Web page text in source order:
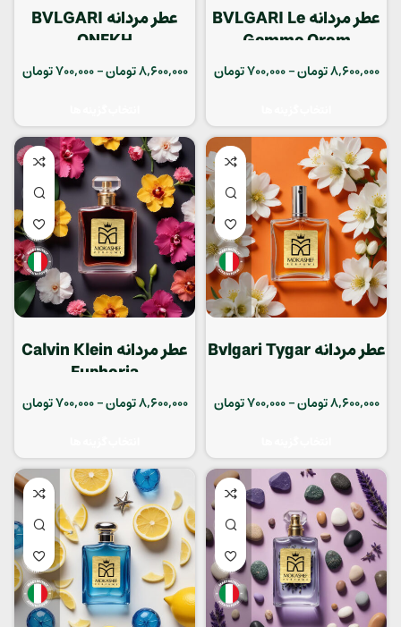
عطر مردانه BVLGARI Le
Gemme Orom
8,600,000تومان–
700,000تومان
عطر مردانه BVLGARI
ONEKH
8,600,000تومان–
700,000تومان
عطر مردانه Bvlgari Tygar
8,600,000تومان–
700,000تومان
عطر مردانه Calvin Klein
Euphoria
8,600,000تومان–
700,000تومان